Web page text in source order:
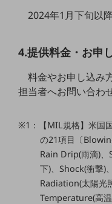
災害対策
地域共創・地方創生
セキュリティ対策
顧客体験（CX）改善
自動化・省電化
人材不足解消
業種・業態で探す
業種・業態で探すTOP
2024年1月下旬以降
4.提供料金・お申
料金やお申し込み
担当者へお問い合わ
※1：【MIL規格】米国
の21項目〔
Rain Drip(雨滴)
下)、Shock(衝撃)
Radiation(太陽光
Temperature(高